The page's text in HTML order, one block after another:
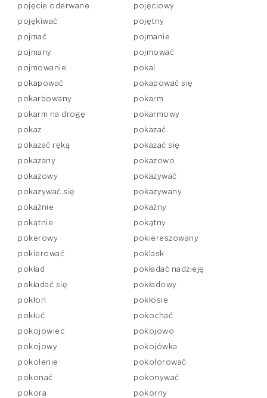
pojęcie oderwane
pojęciowy
pojękiwać
pojętny
pojmać
pojmanie
pojmany
pojmować
pojmowanie
pokal
pokapować
pokapować się
pokarbowany
pokarm
pokarm na drogę
pokarmowy
pokaz
pokazać
pokazać ręką
pokazać się
pokazany
pokazowo
pokazowy
pokazywać
pokazywać się
pokazywany
pokaźnie
pokaźny
pokątnie
pokątny
pokerowy
pokiereszowany
pokierować
poklask
pokład
pokładać nadzieję
pokładać się
pokładowy
pokłon
pokłosie
pokłuć
pokochać
pokojowiec
pokojowo
pokojowy
pokojówka
pokolenie
pokolorować
pokonać
pokonywać
pokora
pokorny